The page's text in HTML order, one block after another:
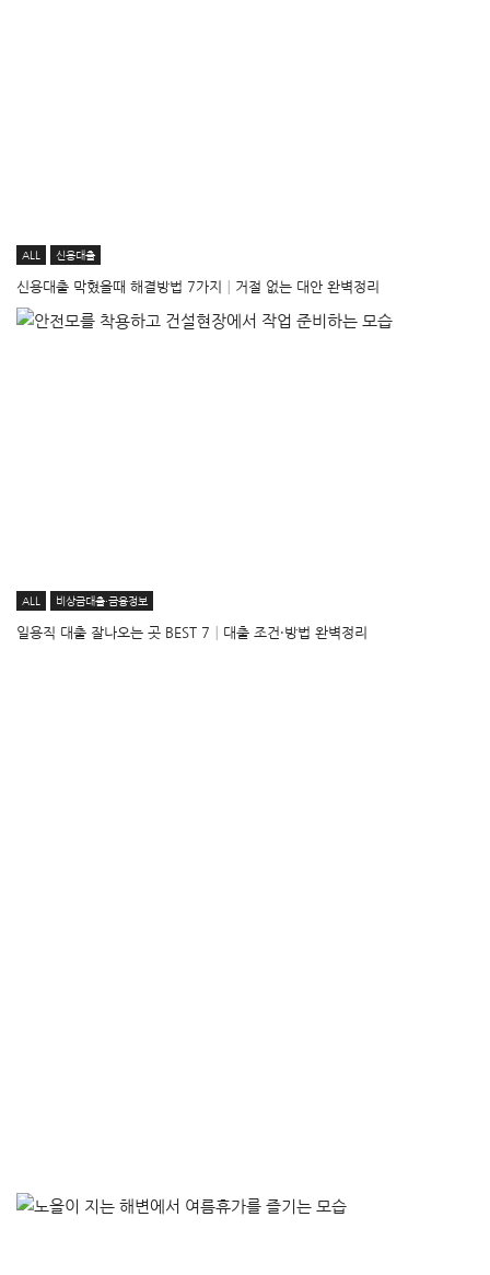
ALL 신용대출
신용대출 막혔을때 해결방법 7가지│거절 없는 대안 완벽정리
ALL 비상금대출·금융정보
일용직 대출 잘나오는 곳 BEST 7│대출 조건·방법 완벽정리